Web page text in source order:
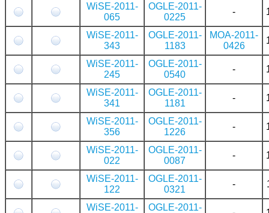
WiSE-2011-
065
OGLE-2011-
0225
-
WiSE-2011-
343
OGLE-2011-
1183
MOA-2011-
0426
WiSE-2011-
245
OGLE-2011-
0540
-
WiSE-2011-
341
OGLE-2011-
1181
-
WiSE-2011-
356
OGLE-2011-
1226
-
WiSE-2011-
022
OGLE-2011-
0087
-
WiSE-2011-
122
OGLE-2011-
0321
-
WiSE-2011-
OGLE-2011-